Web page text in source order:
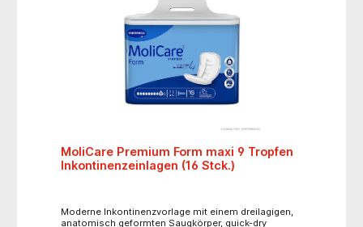
MoliCare Premium Form maxi 9 Tropfen
Inkontinenzeinlagen (16 Stck.)
Moderne Inkontinenzvorlage mit einem dreilagigen,
anatomisch geformten Saugkörper, quick-dry